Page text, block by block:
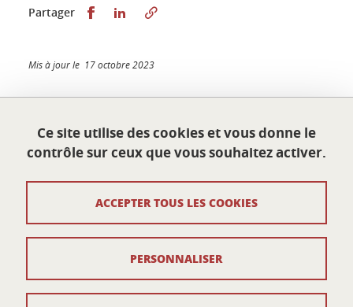
Partager Partager sur Facebook
Partager sur LinkedIn
Mis à jour le 17 octobre 2023
École doctorale Sciences économiques
Université Grenoble Alpes
38400 Saint-Martin-d'Hères
France
Ce site utilise des cookies et vous donne le
contrôle sur ceux que vous souhaitez activer.
ACCEPTER TOUS LES COOKIES
PERSONNALISER